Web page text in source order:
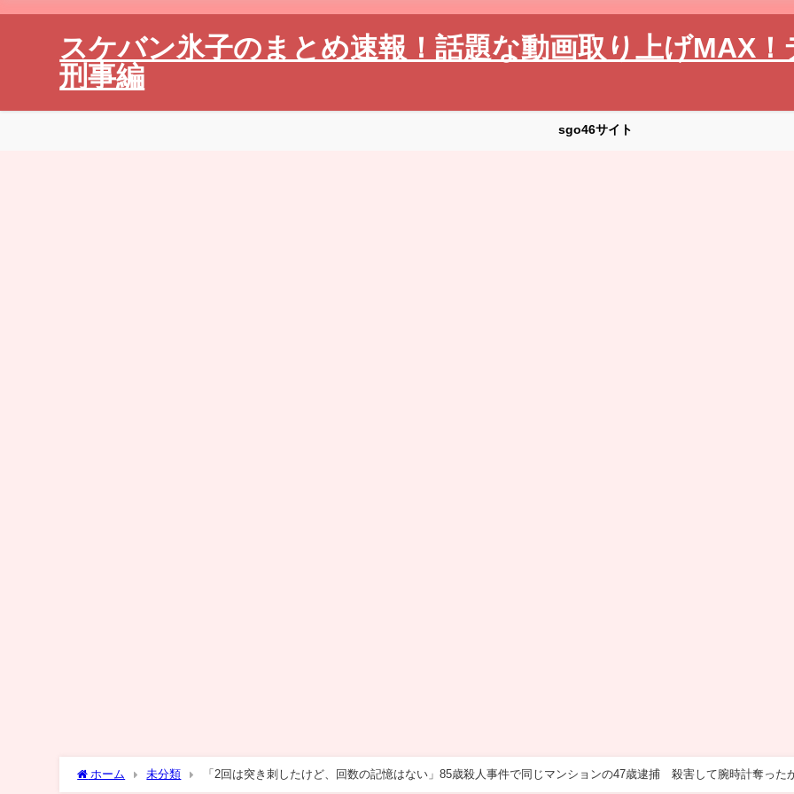
スケバン氷子のまとめ速報！話題な動画取り上げMAX
刑事編
sgo46サイト
ホーム 未分類
「2回は突き刺したけど、回数の記憶はない」85歳殺人事件で同じマンションの47歳逮捕 殺害して腕時計奪っ